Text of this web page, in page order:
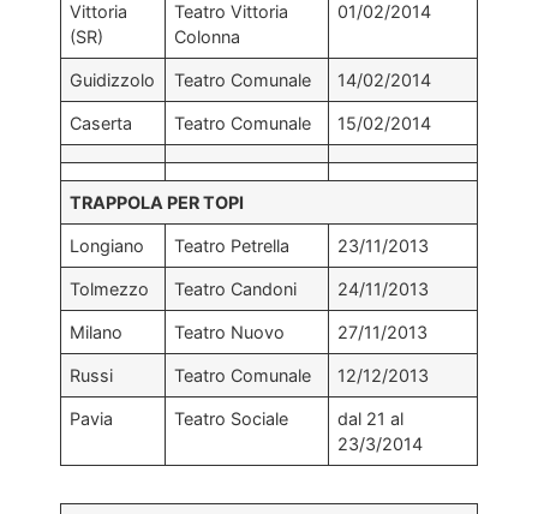
Vittoria
(SR)
Teatro Vittoria
Colonna
01/02/2014
Guidizzolo Teatro Comunale 14/02/2014
Caserta Teatro Comunale 15/02/2014
TRAPPOLA PER TOPI
Longiano Teatro Petrella 23/11/2013
Tolmezzo Teatro Candoni 24/11/2013
Milano Teatro Nuovo 27/11/2013
Russi Teatro Comunale 12/12/2013
Pavia Teatro Sociale
dal 21 al
23/3/2014